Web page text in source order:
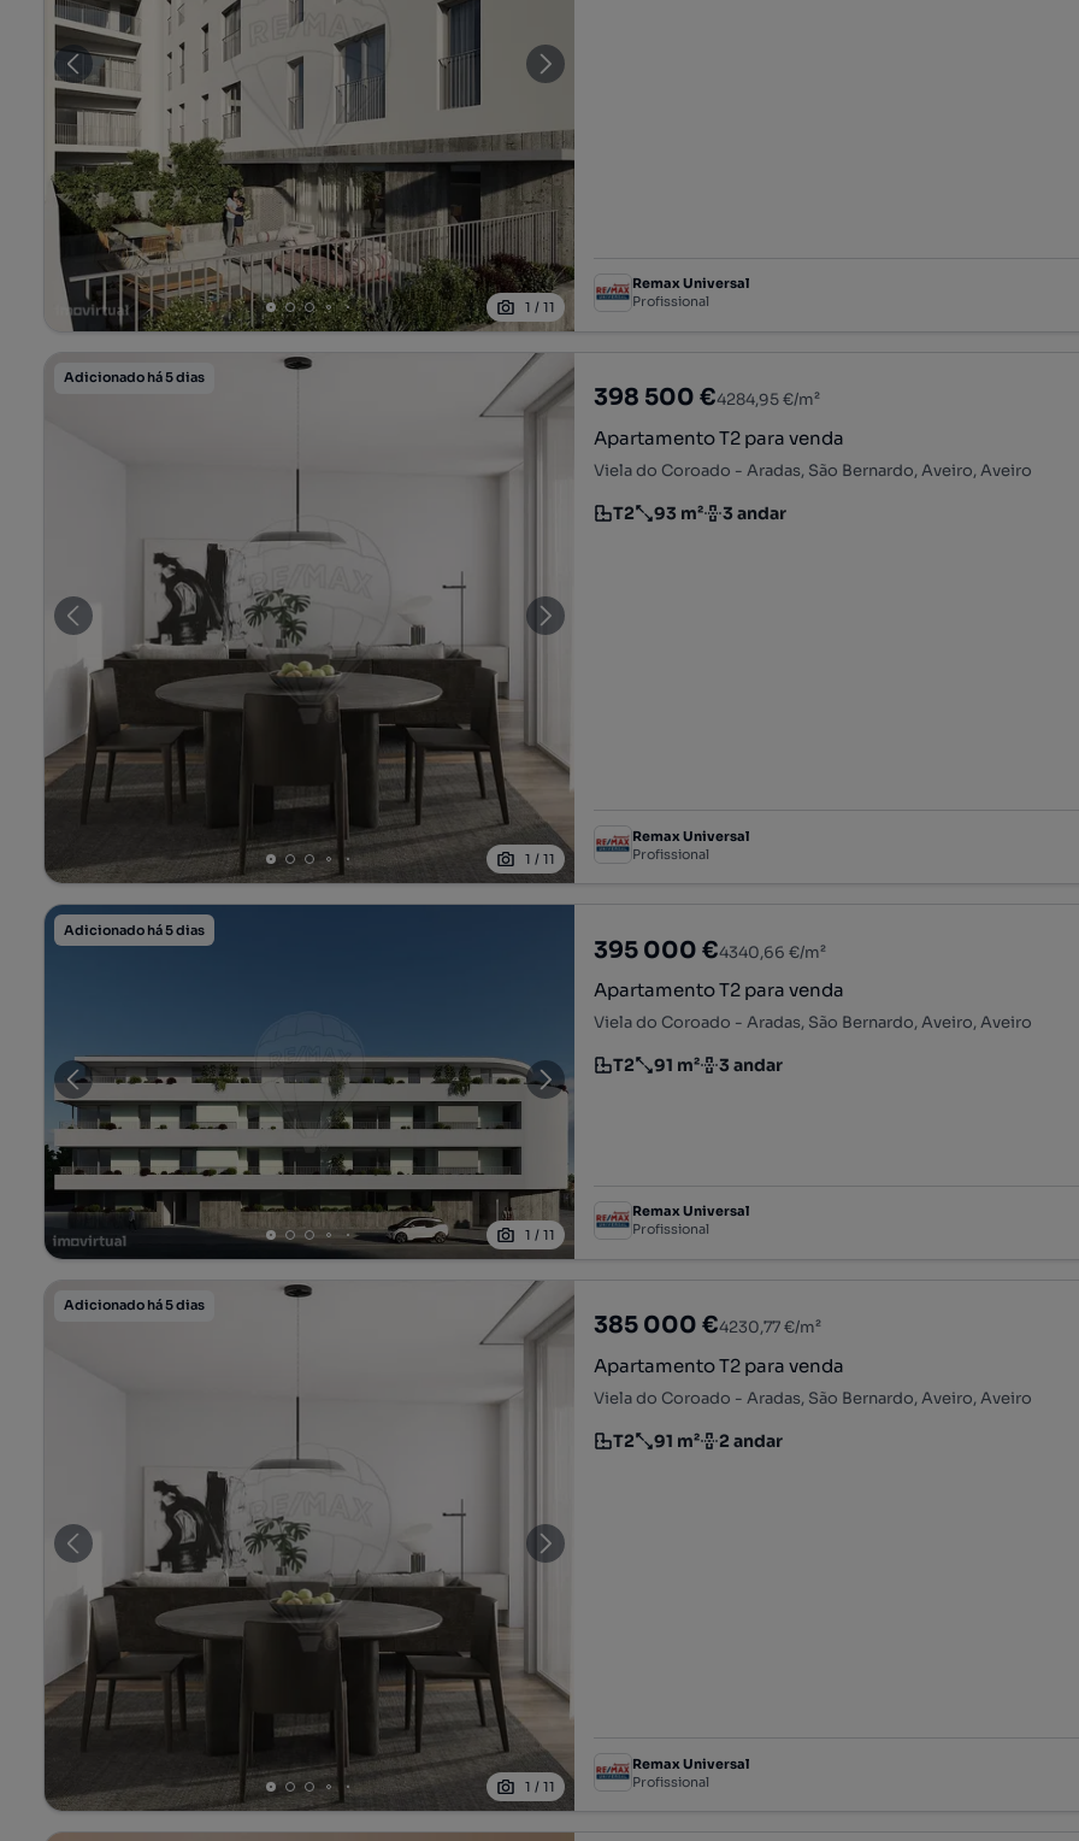
1 /11
Remax Universal
Profissional
Adicionado há 5 dias
1 /11
398 500 €4284,95 €/m²
Apartamento T2 para venda
Viela do Coroado - Aradas, São Bernardo, Aveiro, Aveiro
Tipologia
T2
Preço por metro quadrado
93 m²
Andar 3 andar
Remax Universal
Profissional
Adicionado há 5 dias
1 /11
395 000 €4340,66 €/m²
Apartamento T2 para venda
Viela do Coroado - Aradas, São Bernardo, Aveiro, Aveiro
Tipologia
T2
Preço por metro quadrado
91 m²
Andar 3 andar
Remax Universal
Profissional
Adicionado há 5 dias
1 /11
385 000 €4230,77 €/m²
Apartamento T2 para venda
Viela do Coroado - Aradas, São Bernardo, Aveiro, Aveiro
Tipologia
T2
Preço por metro quadrado
91 m²
Andar 2 andar
Remax Universal
Profissional